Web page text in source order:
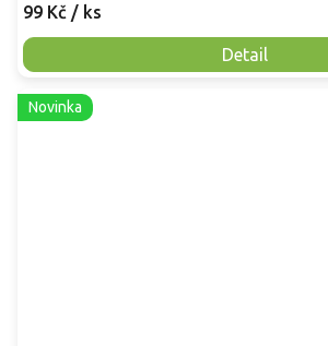
99 Kč / ks
Detail
Novinka